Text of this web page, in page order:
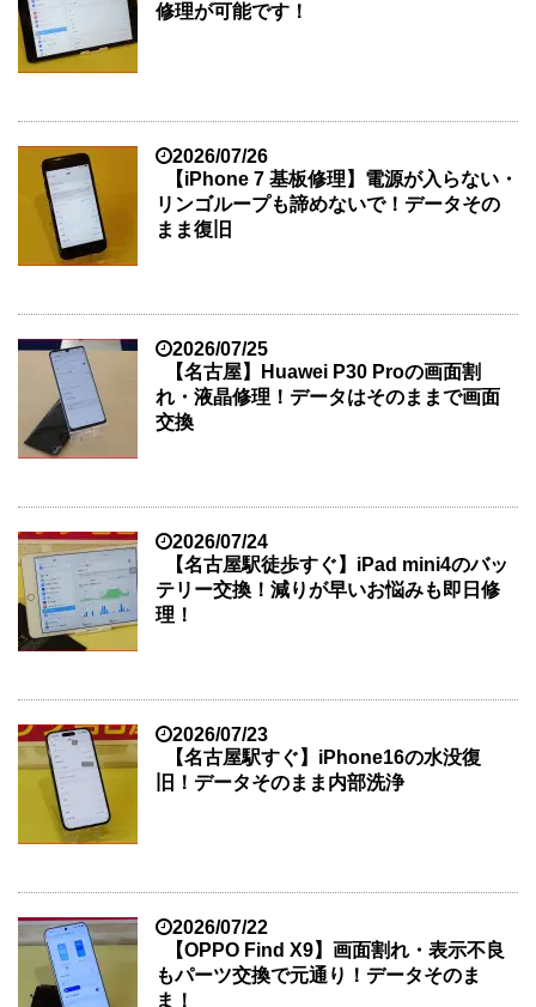
修理が可能です！
2026/07/26
【iPhone 7 基板修理】電源が入らない・
リンゴループも諦めないで！データその
まま復旧
2026/07/25
【名古屋】Huawei P30 Proの画面割
れ・液晶修理！データはそのままで画面
交換
2026/07/24
【名古屋駅徒歩すぐ】iPad mini4のバッ
テリー交換！減りが早いお悩みも即日修
理！
2026/07/23
【名古屋駅すぐ】iPhone16の水没復
旧！データそのまま内部洗浄
2026/07/22
【OPPO Find X9】画面割れ・表示不良
もパーツ交換で元通り！データそのま
ま！